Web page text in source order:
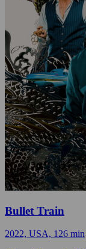
Bullet Train
2022, USA, 126 min